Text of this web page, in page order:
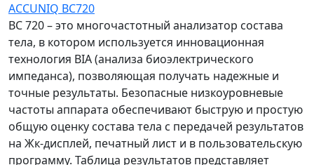
ACCUNIQ BC720
BC 720 – это многочастотный анализатор состава
тела, в котором используется инновационная
технология BIA (анализа биоэлектрического
импеданса), позволяющая получать надежные и
точные результаты. Безопасные низкоуровневые
частоты аппарата обеспечивают быструю и простую
общую оценку состава тела с передачей результатов
на Жк-дисплей, печатный лист и в пользовательскую
программу. Таблица результатов представляет